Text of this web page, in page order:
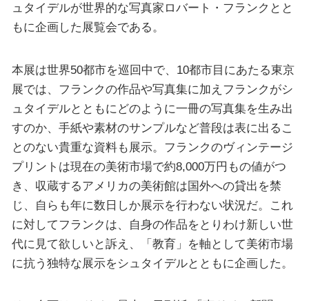
ュタイデルが世界的な写真家ロバート・フランクとと
もに企画した展覧会である。
本展は世界50都市を巡回中で、10都市目にあたる東京
展では、フランクの作品や写真集に加えフランクがシ
ュタイデルとともにどのように一冊の写真集を生み出
すのか、手紙や素材のサンプルなど普段は表に出るこ
とのない貴重な資料も展示。フランクのヴィンテージ
プリントは現在の美術市場で約8,000万円もの値がつ
き、収蔵するアメリカの美術館は国外への貸出を禁
じ、自らも年に数日しか展示を行わない状況だ。これ
に対してフランクは、自身の作品をとりわけ新しい世
代に見て欲しいと訴え、「教育」を軸として美術市場
に抗う独特な展示をシュタイデルとともに企画した。